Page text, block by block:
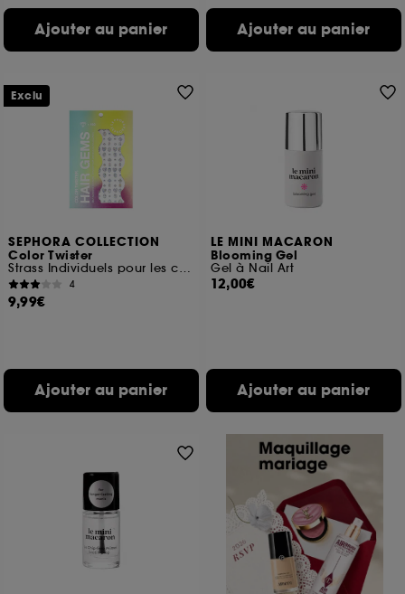
Ajouter au panier Ajouter au panier
SEPHORA COLLECTION
Color Twister
Strass Individuels pour les cheveux
4
9,99€
Ajouter au panier
Exclu
LE MINI MACARON
Blooming Gel
Gel à Nail Art
12,00€
Ajouter au panier